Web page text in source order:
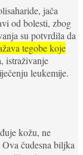
jača
od bolesti, zbog
su potvrdila da
tegobe koje
istraživanje
leukemije.
kožu, ne
čudesna biljka